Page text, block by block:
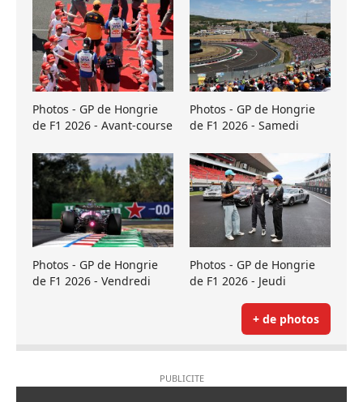
Photos - GP de Hongrie
de F1 2026 - Avant-course
Photos - GP de Hongrie
de F1 2026 - Samedi
Photos - GP de Hongrie
de F1 2026 - Vendredi
Photos - GP de Hongrie
de F1 2026 - Jeudi
+ de photos